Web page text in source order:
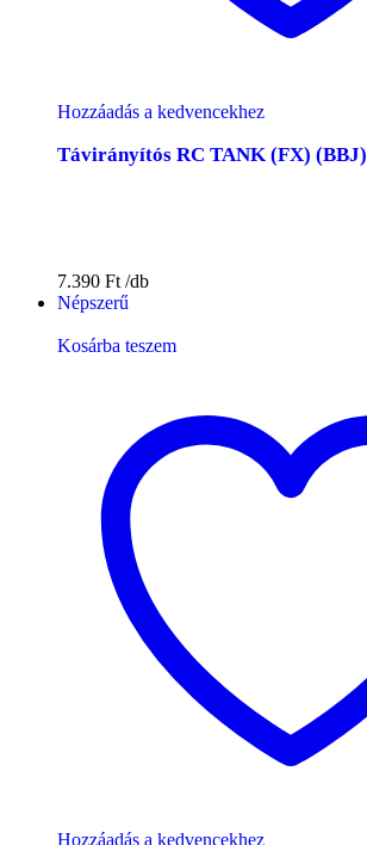
Hozzáadás a kedvencekhez
Távirányítós RC TANK (FX) (BBJ)
7.390 Ft
Népszerű
Kosárba teszem
Hozzáadás a kedvencekhez